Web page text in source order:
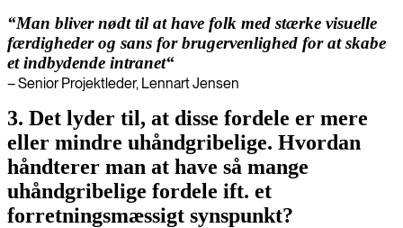
“Man bliver nødt til at have folk med stærke visuelle
færdigheder og sans for brugervenlighed for at skabe
et indbydende intranet“
– Senior Projektleder, Lennart Jensen
3. Det lyder til, at disse fordele er mere
eller mindre uhåndgribelige. Hvordan
håndterer man at have så mange
uhåndgribelige fordele ift. et
forretningsmæssigt synspunkt?